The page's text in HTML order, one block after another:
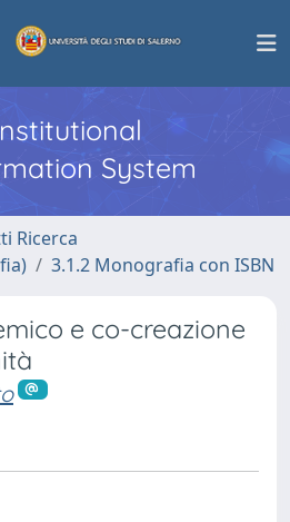
System
Ricerca
3.1.2 Monografia con ISBN
e co-creazione